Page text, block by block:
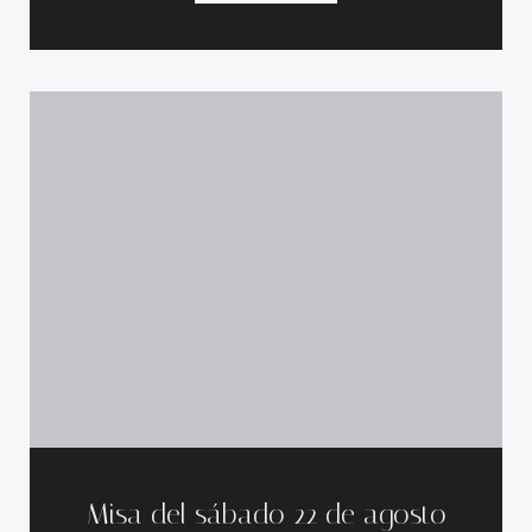
Misa del sábado 22 de agosto